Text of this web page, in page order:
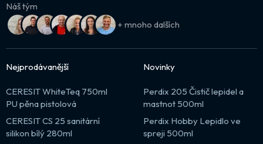
Náš tým
+ mnoho dalších
Nejprodávanější
CERESIT WhiteTeq 750ml
PU pěna pistolová
CERESIT CS 25 sanitární
silikon bílý 280ml
Novinky
Perdix 205 Čistič lepidel a
mastnot 500ml
Perdix Hobby Lepidlo ve
spreji 500ml